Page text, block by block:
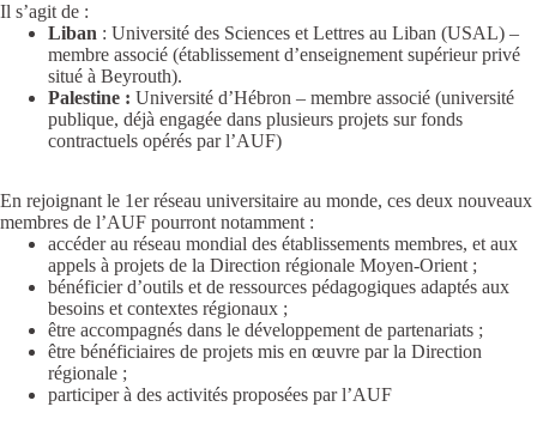
Il s’agit de :
Liban : Université des Sciences et Lettres au Liban (USAL) –
membre associé (établissement d’enseignement supérieur privé
situé à Beyrouth).
Palestine : Université d’Hébron – membre associé (université
publique, déjà engagée dans plusieurs projets sur fonds
contractuels opérés par l’AUF)
En rejoignant le 1er réseau universitaire au monde, ces deux nouveaux
membres de l’AUF pourront notamment :
accéder au réseau mondial des établissements membres, et aux
appels à projets de la Direction régionale Moyen-Orient ;
bénéficier d’outils et de ressources pédagogiques adaptés aux
besoins et contextes régionaux ;
être accompagnés dans le développement de partenariats ;
être bénéficiaires de projets mis en œuvre par la Direction
régionale ;
participer à des activités proposées par l’AUF